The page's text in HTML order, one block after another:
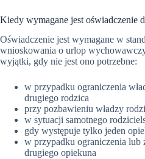
Kiedy wymagane jest oświadczenie
Oświadczenie jest wymagane w
wnioskowania o urlop
wyjątki, gdy nie jest ono potrzebne:
w przypadku ograniczenia
drugiego rodzica
przy pozbawieniu władzy
w sytuacji samotnego
gdy występuje tylko jeden
w przypadku ograniczenia lub
drugiego opiekuna